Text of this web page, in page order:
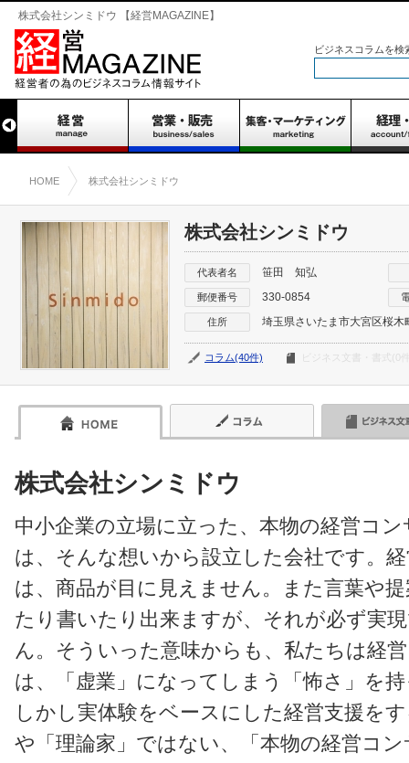
株式会社シンミドウ 【経営MAGAZINE】
ビジネスコラムを検
HOME 株式会社シンミドウ
株式会社シンミドウ
代表者名 笹田 知弘
郵便番号 330-0854
住所 埼玉県さいたま市大宮区桜
コラム(40件) ビジネス文書・書式(0
株式会社シンミドウ
中小企業の立場に立った、本物の経営コ
は、そんな想いから設立した会社です。
は、商品が目に見えません。また言葉や
たり書いたり出来ますが、それが必ず実
ん。そういった意味からも、私たちは経
は、「虚業」になってしまう「怖さ」を
しかし実体験をベースにした経営支援を
や「理論家」ではない、「本物の経営コ